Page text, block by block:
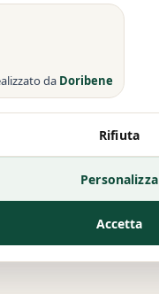
da Doribene
Rifiuta
Personalizza
Accetta